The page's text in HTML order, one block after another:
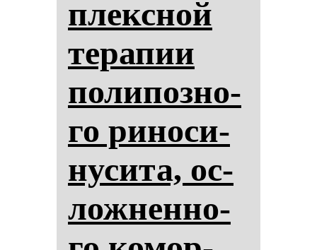
плексной
те­ра­пии
по­ли­поз­но­
го ри­но­си­
ну­си­та, ос­
лож­нен­но­